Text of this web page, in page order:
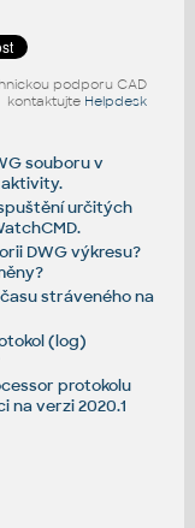
podporu CAD
kontaktujte Helpdesk
souboru v
aktivity.
určitých
DWG výkresu?
stráveného na
(log)
protokolu
na verzi 2020.1